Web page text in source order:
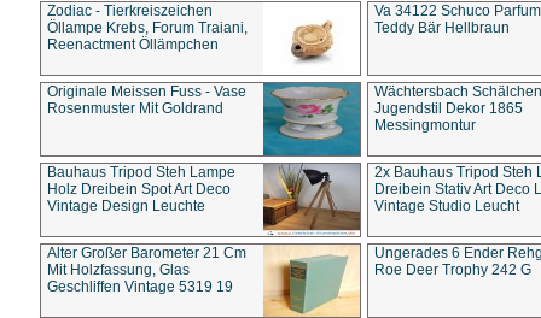
Zodiac - Tierkreiszeichen
Öllampe Krebs, Forum Traiani,
Reenactment Öllämpchen
Va 34122 Schuco
Teddy Bär Hellbraun
Originale Meissen Fuss - Vase
Rosenmuster Mit Goldrand
Wächtersbach Schälchen
Jugendstil Dekor 1865
Messingmontur
Bauhaus Tripod Steh Lampe
Holz Dreibein Spot Art Deco
Vintage Design Leuchte
2x Bauhaus Tripod Steh
Dreibein Stativ Art Deco
Vintage Studio Leucht
Alter Großer Barometer 21 Cm
Mit Holzfassung, Glas
Geschliffen Vintage 5319 19
Ungerades 6 Ender
Roe Deer Trophy 242 G